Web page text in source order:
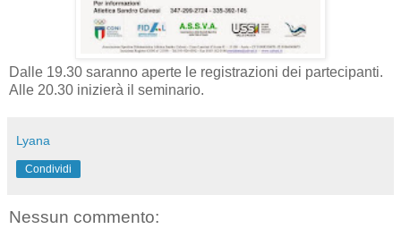
Dalle 19.30 saranno aperte le registrazioni dei partecipanti.
Alle 20.30 inizierà il seminario.
Lyana
Condividi
Nessun commento: